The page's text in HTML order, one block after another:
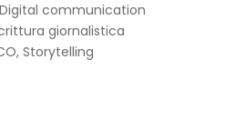
Digital communication
giornalistica
Storytelling